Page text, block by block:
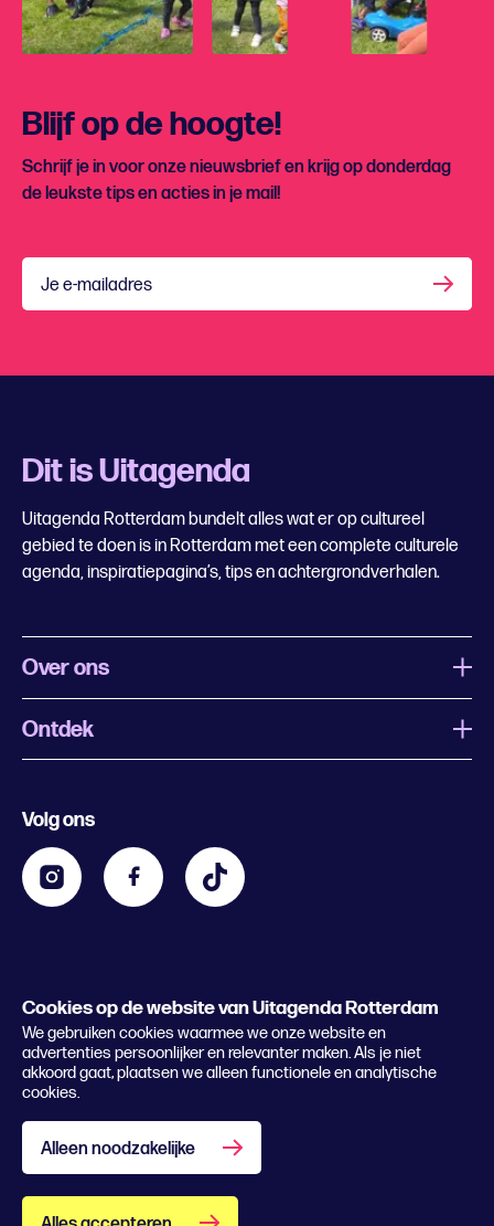
Cookies op de website van Uitagenda Rotterdam
We gebruiken cookies waarmee we onze website en
advertenties persoonlijker en relevanter maken. Als je niet
akkoord gaat, plaatsen we alleen functionele en analytische
cookies.
Alleen noodzakelijke
Blijf op de hoogte!
Schrijf je in voor onze nieuwsbrief en krijg op donderdag
de leukste tips en acties in je mail!
Je e-mailadres
Dit is Uitagenda
Uitagenda Rotterdam bundelt alles wat er op cultureel
gebied te doen is in Rotterdam met een complete culturele
agenda, inspiratiepagina’s, tips en achtergrondverhalen.
Over ons
Wat is Uitagenda Rotterdam
Contact
Zakelijk
Lees het magazine
Ontdek
Kids
Volg ons
© 2026 Rotterdam Festivals